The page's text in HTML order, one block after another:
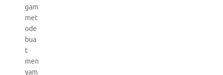
gam
met
ode
bua
t
men
yam